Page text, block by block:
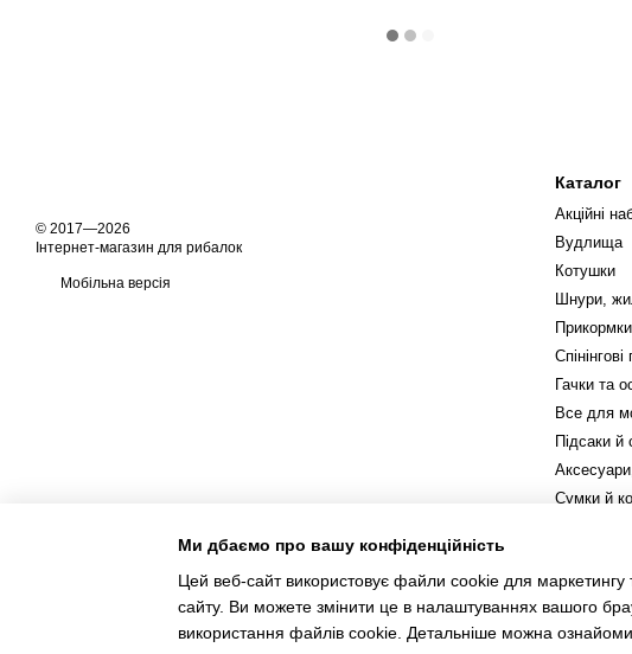
© 2017—2026
Інтернет-магазин для рибалок
Мобільна версія
Каталог
Акційні
Вудлища
Котушки
Шнури,
Прикормки
Гачки та
Все для
Підсаки й
Сумки й
Туризм
Ми дбаємо про вашу конфіденційність
Цей веб-сайт використовує файли cookie для маркетингу
сайту. Ви можете змінити це в налаштуваннях вашого
використання файлів cookie. Детальніше можна